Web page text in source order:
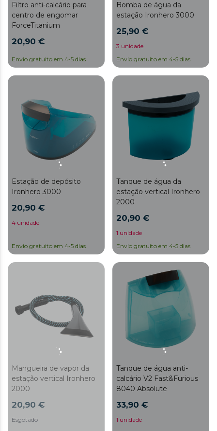
Filtro anti-calcário para
centro de engomar
ForceTitanium
20,90 €
Envio gratuito em 4-5 dias
Bomba de água da
estação Ironhero 3000
25,90 €
3 unidade
Envio gratuito em 4-5 dias
Estação de depósito
Ironhero 3000
20,90 €
4 unidade
Envio gratuito em 4-5 dias
Tanque de água da
estação vertical Ironhero
2000
20,90 €
1 unidade
Envio gratuito em 4-5 dias
Mangueira de vapor da
estação vertical Ironhero
2000
20,90 €
Esgotado
Tanque de água anti-
calcário V2 Fast&Furious
8040 Absolute
33,90 €
1 unidade